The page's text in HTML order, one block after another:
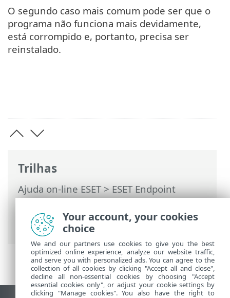
Trilhas
Ajuda on-line ESET>ESET Endpoint
Security>Configuração avançada>
Reverter configurações da Configuração
avançada > Erro ao salvar a configuração
O segundo caso mais comum pode ser que o
programa não funciona mais devidamente,
está corrompido e, portanto, precisa ser
reinstalado.
Your account, your cookies
choice
We and our partners use cookies to give you the best
optimized online experience, analyze our website traffic,
and serve you with personalized ads. You can agree to the
collection of all cookies by clicking "Accept all and close",
decline all non-essential cookies by choosing "Accept
essential cookies only", or adjust your cookie settings by
clicking "Manage cookies". You also have the right to